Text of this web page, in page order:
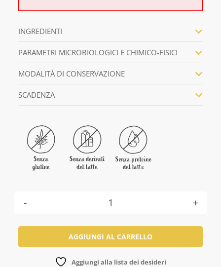
INGREDIENTI
PARAMETRI MICROBIOLOGICI E CHIMICO-FISICI
MODALITÀ DI CONSERVAZIONE
SCADENZA
Guanciale
Umbro
Pepato
SV
AGGIUNGI AL CARRELLO
Aggiungi alla lista dei desideri